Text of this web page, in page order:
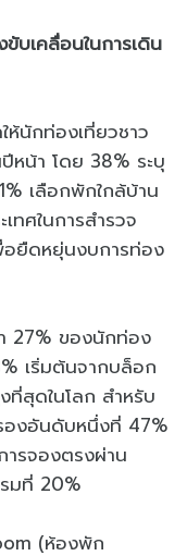
บเคลื่อนในการเดิน
ห้นักท่องเที่ยวชาว
หน้า โดย 38% ระบุ
เลือกพักใกล้บ้าน
ทศในการสำรวจ
อยืดหยุ่นงบการท่อง
27% ของนักท่อง
เริ่มต้นจากบล็อก
สุดในโลก สำหรับ
งอันดับหนึ่งที่ 47%
รจองตรงผ่าน
มที่ 20%
(ห้องพัก